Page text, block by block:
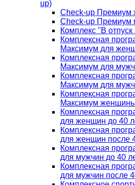
up)
Check-up
Check-up Премиум
Комплекс "В
Комплексная
Максимум для
Комплексная
Максимум для
Комплексная
Максимум для
Комплексная
Максимум
Комплексная
для женщин до 40
Комплексная
для женщин после
Комплексная
для мужчин до 40
Комплексная
для мужчин после